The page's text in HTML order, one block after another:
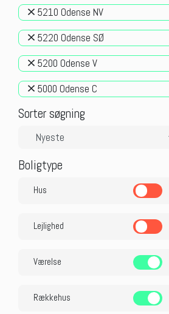
5210 Odense NV
5220 Odense SØ
5200 Odense V
5000 Odense C
Sorter søgning
Boligtype
Hus
Lejlighed
Værelse
Rækkehus